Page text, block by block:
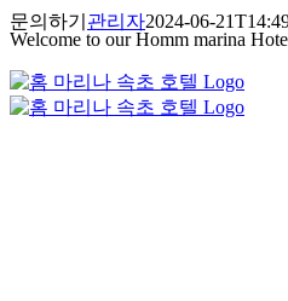
콘
텐
츠
로
건
Welcome to our Homm marina
문의하기 관리자2024-06-